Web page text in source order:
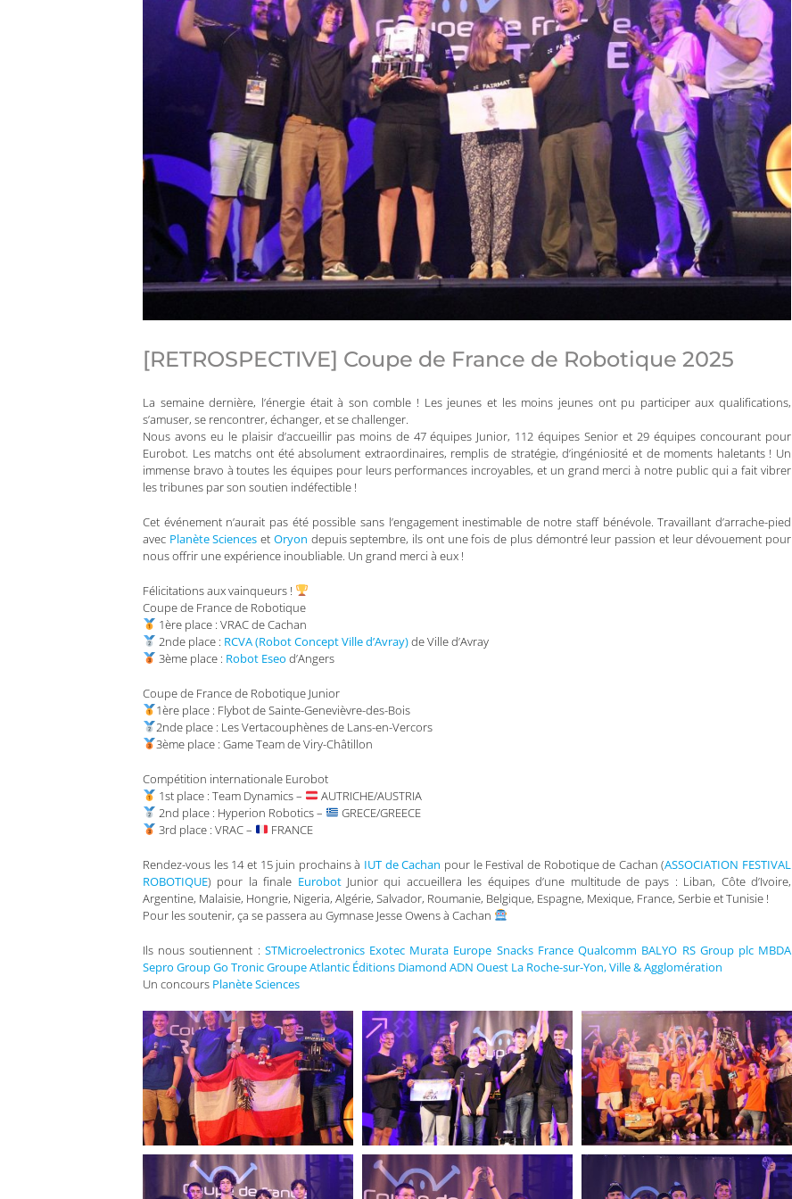
[RETROSPECTIVE] Coupe de France de Robotique 2025
La semaine dernière, l’énergie était à son comble ! Les jeunes et les moins jeunes ont pu participer aux qualifications,
s’amuser, se rencontrer, échanger, et se challenger.
Nous avons eu le plaisir d’accueillir pas moins de 47 équipes Junior, 112 équipes Senior et 29 équipes concourant pour
Eurobot. Les matchs ont été absolument extraordinaires, remplis de stratégie, d’ingéniosité et de moments haletants ! Un
immense bravo à toutes les équipes pour leurs performances incroyables, et un grand merci à notre public qui a fait vibrer
les tribunes par son soutien indéfectible !
Cet événement n’aurait pas été possible sans l’engagement inestimable de notre staff bénévole. Travaillant d’arrache-pied
avec Planète Sciences et Oryon depuis septembre, ils ont une fois de plus démontré leur passion et leur dévouement pour
nous offrir une expérience inoubliable. Un grand merci à eux !
Félicitations aux vainqueurs !
Coupe de France de Robotique
1ère place : VRAC de Cachan
2nde place : RCVA (Robot Concept Ville d’Avray)de Ville d’Avray
3ème place : Robot Eseo d’Angers
Coupe de France de Robotique Junior
1ère place : Flybot de Sainte-Genevièvre-des-Bois
2nde place : Les Vertacouphènes de Lans-en-Vercors
3ème place : Game Team de Viry-Châtillon
Compétition internationale Eurobot
1st place : Team Dynamics –
AUTRICHE/AUSTRIA
2nd place : Hyperion Robotics –
GRECE/GREECE
3rd place : VRAC –
FRANCE
Rendez-vous les 14 et 15 juin prochains à IUT de Cachan pour le Festival de Robotique de Cachan (ASSOCIATION FESTIVAL
ROBOTIQUE) pour la finale EurobotJunior qui accueillera les équipes d’une multitude de pays : Liban, Côte d’Ivoire,
Argentine, Malaisie, Hongrie, Nigeria, Algérie, Salvador, Roumanie, Belgique, Espagne, Mexique, France, Serbie et Tunisie !
Pour les soutenir, ça se passera au Gymnase Jesse Owens à Cachan
Ils nous soutiennent : STMicroelectronics Exotec Murata Europe Snacks France Qualcomm BALYO RS Group plc MBDA
Sepro GroupGo TronicGroupe Atlantic Éditions Diamond ADN Ouest La Roche-sur-Yon, Ville & Agglomération
Un concours Planète Sciences